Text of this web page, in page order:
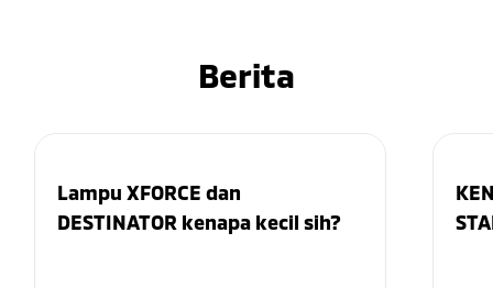
Berita
Lampu XFORCE dan
DESTINATOR kenapa kecil sih?